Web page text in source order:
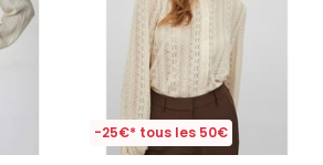
-25€* tous les 50€